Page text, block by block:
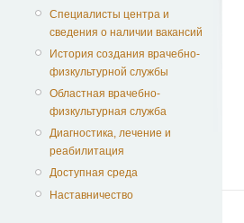
Специалисты центра и
сведения о наличии вакансий
История создания врачебно-
физкультурной службы
Областная врачебно-
физкультурная служба
Диагностика, лечение и
реабилитация
Доступная среда
Наставничество